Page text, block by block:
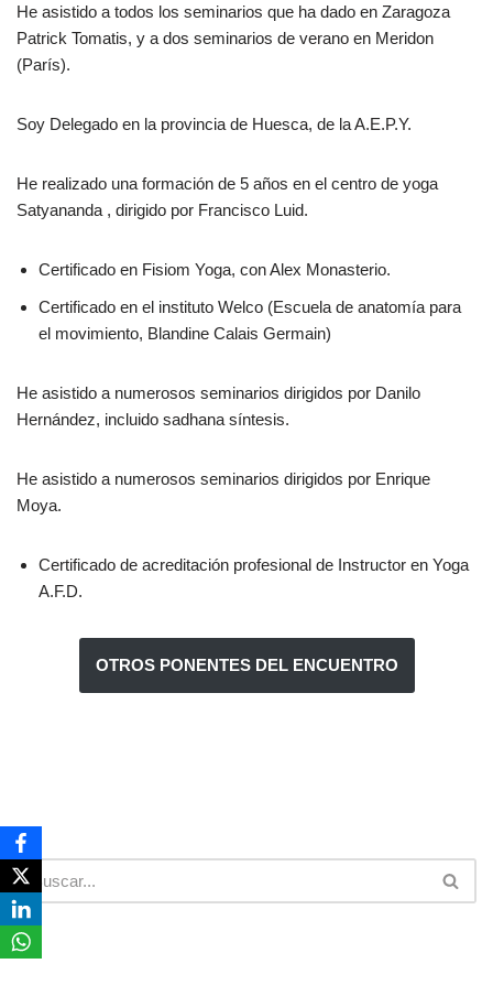
He asistido a todos los seminarios que ha dado en Zaragoza
Patrick Tomatis, y a dos seminarios de verano en Meridon
(París).
Soy Delegado en la provincia de Huesca, de la A.E.P.Y.
He realizado una formación de 5 años en el centro de yoga
Satyananda , dirigido por Francisco Luid.
Certificado en Fisiom Yoga, con Alex Monasterio.
Certificado en el instituto Welco (Escuela de anatomía para
el movimiento, Blandine Calais Germain)
He asistido a numerosos seminarios dirigidos por Danilo
Hernández, incluido sadhana síntesis.
He asistido a numerosos seminarios dirigidos por Enrique
Moya.
Certificado de acreditación profesional de Instructor en Yoga
A.F.D.
OTROS PONENTES DEL ENCUENTRO